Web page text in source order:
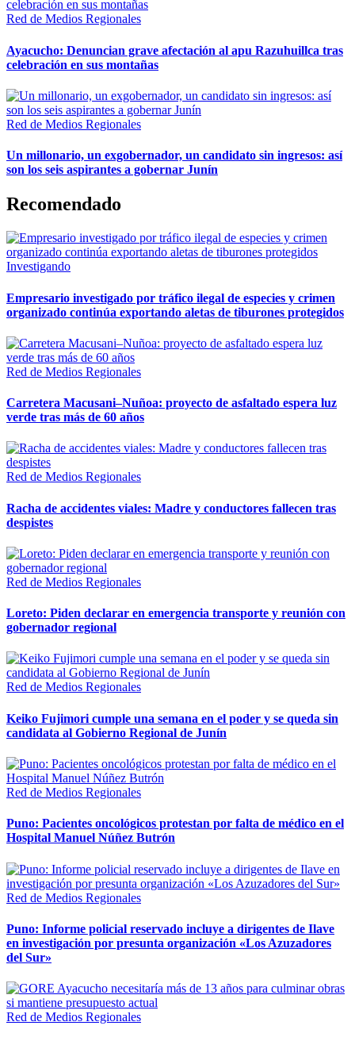
Red de Medios Regionales
Ayacucho: Denuncian grave afectación al apu Razuhuillca tras
celebración en sus montañas
Red de Medios Regionales
Un millonario, un exgobernador, un candidato sin ingresos: así
son los seis aspirantes a gobernar Junín
Recomendado
Investigando
Empresario investigado por tráfico ilegal de especies y crimen
organizado continúa exportando aletas de tiburones protegidos
Red de Medios Regionales
Carretera Macusani–Nuñoa: proyecto de asfaltado espera luz
verde tras más de 60 años
Red de Medios Regionales
Racha de accidentes viales: Madre y conductores fallecen tras
despistes
Red de Medios Regionales
Loreto: Piden declarar en emergencia transporte y reunión con
gobernador regional
Red de Medios Regionales
Keiko Fujimori cumple una semana en el poder y se queda sin
candidata al Gobierno Regional de Junín
Red de Medios Regionales
Puno: Pacientes oncológicos protestan por falta de médico en el
Hospital Manuel Núñez Butrón
Red de Medios Regionales
Puno: Informe policial reservado incluye a dirigentes de Ilave
en investigación por presunta organización «Los Azuzadores
del Sur»
Red de Medios Regionales